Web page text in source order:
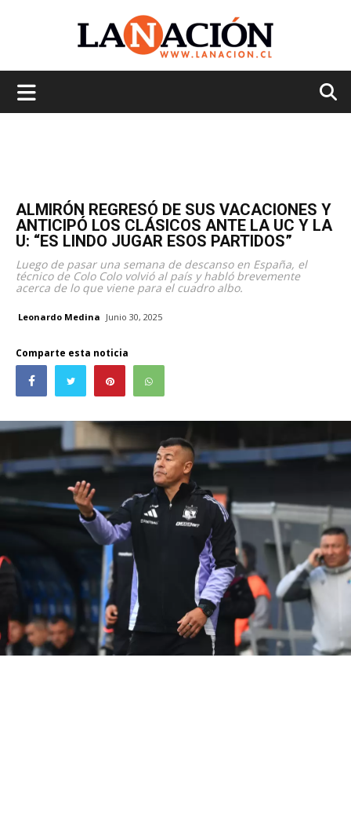
ALMIRÓN REGRESÓ DE SUS VACACIONES Y
ANTICIPÓ LOS CLÁSICOS ANTE LA UC Y LA
U: “ES LINDO JUGAR ESOS PARTIDOS”
Luego de pasar una semana de descanso en España, el
técnico de Colo Colo volvió al país y habló brevemente
acerca de lo que viene para el cuadro albo.
Leonardo Medina Junio 30, 2025
Comparte esta noticia